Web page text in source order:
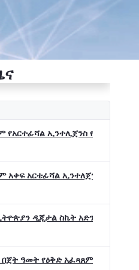
የአርተፊሻል ኢንተሊጀንስ የትብብር
አቀፍ አርቴፊሻል ኢንተለጀንስ ትብብር
ዲጂታል ስኬት አድንቀዋል
ዓመት የዕቅድ አፈጻጸምና የቀጣይ